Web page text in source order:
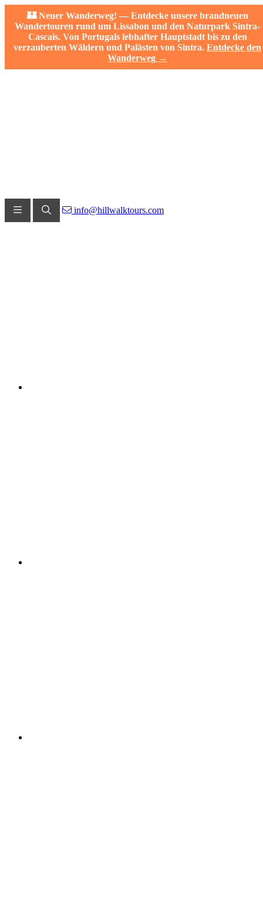
🏰 Neuer Wanderweg! — Entdecke unsere brandneuen
Wandertouren rund um Lissabon und den Naturpark Sintra-
Cascais. Von Portugals lebhafter Hauptstadt bis zu den
verzauberten Wäldern und Palästen von Sintra. Entdecke den
Wanderweg →
info@hillwalktours.com